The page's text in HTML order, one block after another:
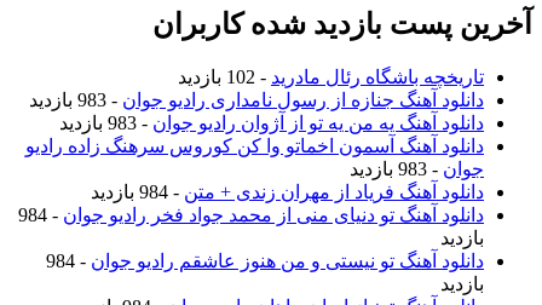
آخرین پست بازدید شده کاربران
تاریخچه باشگاه رئال مادرید - 102 بازدید
دانلود آهنگ جنازه از رسول نامداری رادیو جوان - 983 بازدید
دانلود آهنگ یه من یه تو از آژوان رادیو جوان - 983 بازدید
دانلود آهنگ آسمون اخماتو وا کن کوروس سرهنگ زاده رادیو
جوان - 983 بازدید
دانلود آهنگ فریاد از مهران زندی + متن - 984 بازدید
دانلود آهنگ تو دنیای منی از محمد جواد فخر رادیو جوان
- 984
بازدید
دانلود آهنگ تو نیستی و من هنوز عاشقم رادیو جوان
- 984
بازدید